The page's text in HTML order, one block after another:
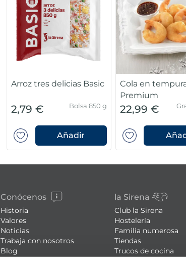
Arroz tres delicias Basic
2,79 € Bolsa 850 g
Añadir
Cola en
Premium
22,99 €
Conócenos
Historia
Valores
Noticias
Trabaja con nosotros
Blog
la Sirena
Club la Sirena
Hostelería
Familia numerosa
Tiendas
Trucos de cocina